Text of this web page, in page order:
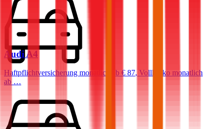
Audi A4
Haftpflichtversicherung monatlich ab € 87, Vollkasko monatlich
ab …